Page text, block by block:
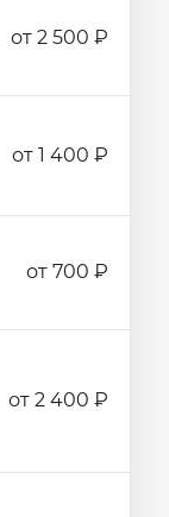
от 2 500 ₽
от 1 400 ₽
от 700 ₽
от 2 400 ₽